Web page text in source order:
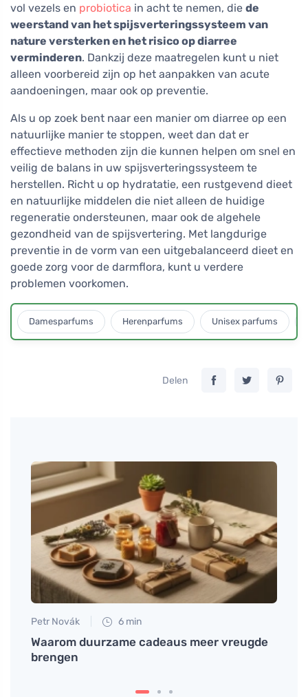
vol vezels en probiotica in acht te nemen, die de
weerstand van het spijsverteringssysteem van
nature versterken en het risico op diarree
verminderen. Dankzij deze maatregelen kunt u niet
alleen voorbereid zijn op het aanpakken van acute
aandoeningen, maar ook op preventie.
Als u op zoek bent naar een manier om diarree op een
natuurlijke manier te stoppen, weet dan dat er
effectieve methoden zijn die kunnen helpen om snel en
veilig de balans in uw spijsverteringssysteem te
herstellen. Richt u op hydratatie, een rustgevend dieet
en natuurlijke middelen die niet alleen de huidige
regeneratie ondersteunen, maar ook de algehele
gezondheid van de spijsvertering. Met langdurige
preventie in de vorm van een uitgebalanceerd dieet en
goede zorg voor de darmflora, kunt u verdere
problemen voorkomen.
Damesparfums Herenparfums Unisex parfums
Delen
Petr Novák 6 min
Waarom duurzame cadeaus meer vreugde
brengen